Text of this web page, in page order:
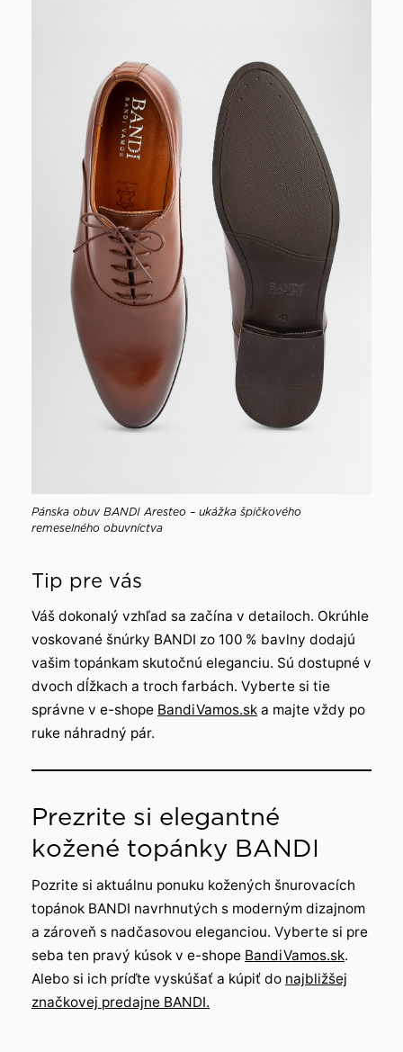
Pánska obuv BANDI Aresteo – ukážka špičkového
remeselného obuvníctva
Tip pre vás
Váš dokonalý vzhľad sa začína v detailoch. Okrúhle
voskované šnúrky BANDI zo 100 % bavlny dodajú
vašim topánkam skutočnú eleganciu. Sú dostupné v
dvoch dĺžkach a troch farbách. Vyberte si tie
správne v e-shope BandiVamos.sk a majte vždy po
ruke náhradný pár.
Prezrite si elegantné
kožené topánky BANDI
Pozrite si aktuálnu ponuku kožených šnurovacích
topánok BANDI navrhnutých s moderným dizajnom
a zároveň s nadčasovou eleganciou. Vyberte si pre
seba ten pravý kúsok v e-shope BandiVamos.sk.
Alebo si ich príďte vyskúšať a kúpiť do najbližšej
značkovej predajne BANDI.